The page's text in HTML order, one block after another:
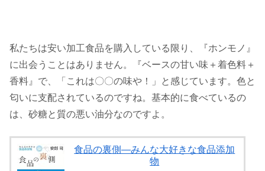
私たちは安い加工食品を購入している限り、『ホンモノ』
に出会うことはありません。『ベースの甘い味＋着色料＋
香料』で、「これは〇〇の味や！」と感じています。色と
匂いに支配されているのですね。基本的に食べているの
は、砂糖と質の悪い油分なのですよ。
食品の裏側―みんな大好きな食品添加
物